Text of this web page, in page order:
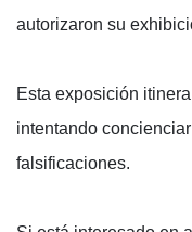
autorizaron su
Esta exposición
intentando
falsificaciones.